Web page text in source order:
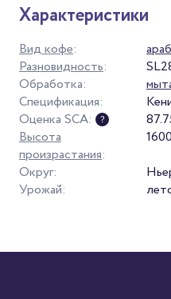
Характеристики
Вид кофе:
Разновидность:
Обработка:
Спецификация:
Оценка SCA:
Высота
произрастания:
Округ:
Урожай: